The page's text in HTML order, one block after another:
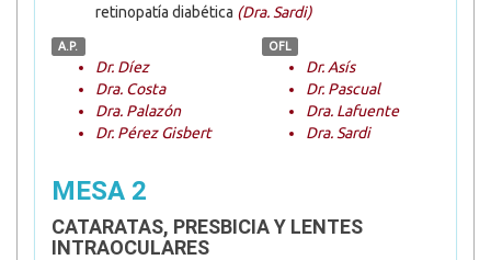
retinopatía diabética (Dra. Sardi)
A.P.
Dr. Díez
Dra. Costa
Dra. Palazón
Dr. Pérez Gisbert
OFL
Dr. Asís
Dr. Pascual
Dra. Lafuente
Dra. Sardi
MESA 2
CATARATAS, PRESBICIA Y LENTES
INTRAOCULARES